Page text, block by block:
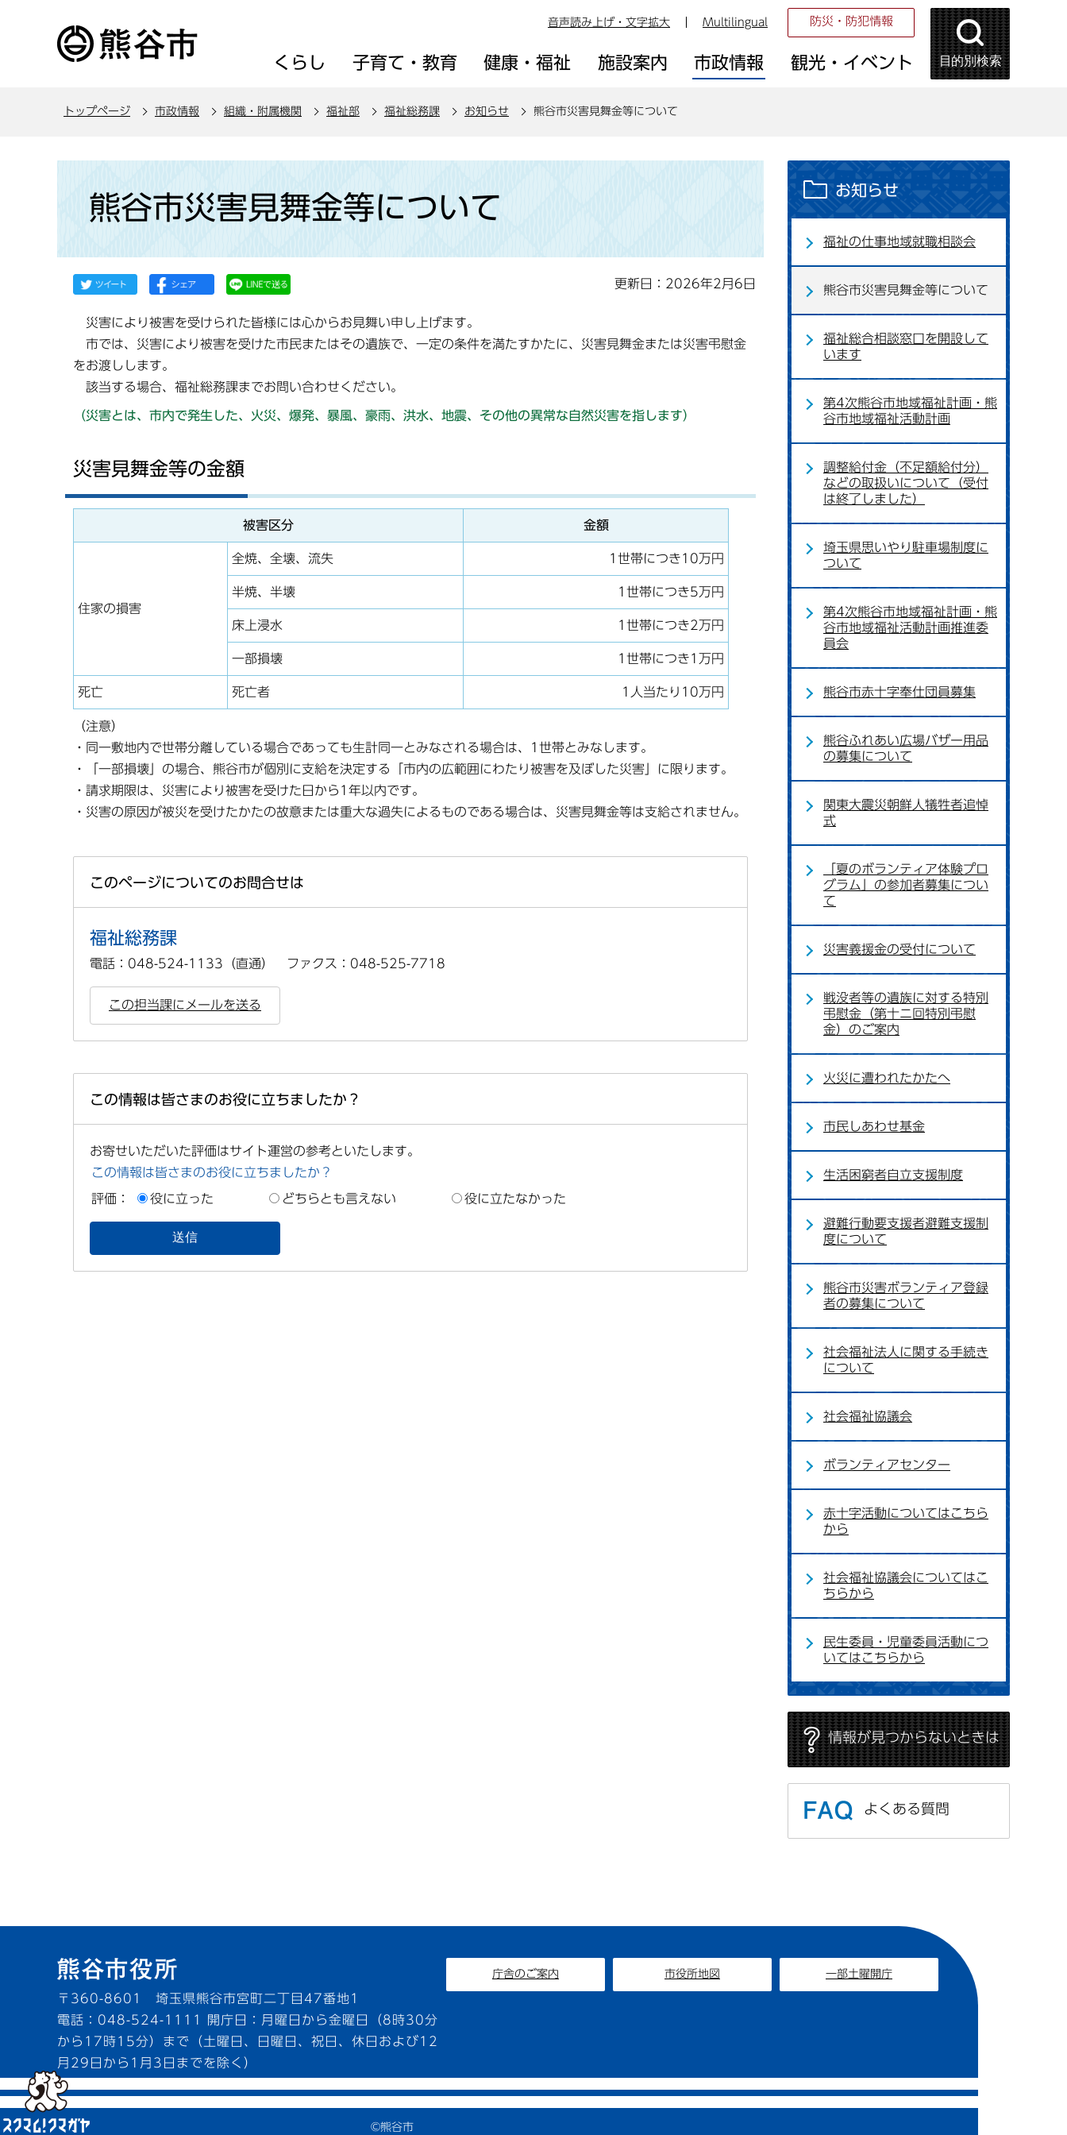
音声読み上げ・文字拡大 Multilingual 防災・防犯情報
くらし 子育て・教育 健康・福祉 施設案内 市政情報 観光・イベント 目的別検索
トップページ 市政情報 組織・附属機関 福祉部 福祉総務課 お知らせ 熊谷市災害見舞金等について
か
熊谷市災害見舞金等について
更新日：2026年2月6日
災害により被害を受けられた皆様には心からお見舞い申し上げます。
市では、災害により被害を受けた市民またはその遺族で、一定の条件を満たすかたに、災害見舞金または災害弔慰金
をお渡しします。
該当する場合、福祉総務課までお問い合わせください。
（災害とは、市内で発生した、火災、爆発、暴風、豪雨、洪水、地震、その他の異常な自然災害を指します）
災害見舞金等の金額
被害区分 金額
住家の損害
全焼、全壊、流失 1世帯につき10万円
半焼、半壊 1世帯につき5万円
床上浸水 1世帯につき2万円
一部損壊 1世帯につき1万円
死亡 死亡者 1人当たり10万円
（注意）
・同一敷地内で世帯分離している場合であっても生計同一とみなされる場合は、1世帯とみなします。
・「一部損壊」の場合、熊谷市が個別に支給を決定する「市内の広範囲にわたり被害を及ぼした災害」に限ります。
・請求期限は、災害により被害を受けた日から1年以内です。
・災害の原因が被災を受けたかたの故意または重大な過失によるものである場合は、災害見舞金等は支給されません。
このページについてのお問合せは
福祉総務課
電話：048-524-1133（直通） ファクス：048-525-7718
この担当課にメールを送る
この情報は皆さまのお役に立ちましたか？
お寄せいただいた評価はサイト運営の参考といたします。
この情報は皆さまのお役に立ちましたか？
評価： 役に立った どちらとも言えない 役に立たなかった
お知らせ
福祉の仕事地域就職相談会
熊谷市災害見舞金等について
福祉総合相談窓口を開設して
います
第4次熊谷市地域福祉計画・熊
谷市地域福祉活動計画
調整給付金（不足額給付分）
などの取扱いについて（受付
は終了しました）
埼玉県思いやり駐車場制度に
ついて
第4次熊谷市地域福祉計画・熊
谷市地域福祉活動計画推進委
員会
熊谷市赤十字奉仕団員募集
熊谷ふれあい広場バザー用品
の募集について
関東大震災朝鮮人犠牲者追悼
式
「夏のボランティア体験プロ
グラム」の参加者募集につい
て
災害義援金の受付について
戦没者等の遺族に対する特別
弔慰金（第十ニ回特別弔慰
金）のご案内
火災に遭われたかたへ
市民しあわせ基金
生活困窮者自立支援制度
避難行動要支援者避難支援制
度について
熊谷市災害ボランティア登録
者の募集について
社会福祉法人に関する手続き
について
社会福祉協議会
ボランティアセンター
赤十字活動についてはこちら
から
社会福祉協議会についてはこ
ちらから
民生委員・児童委員活動につ
いてはこちらから
情報が見つからないときは
よくある質問
〒360-8601 埼玉県熊谷市宮町二丁目47番地1
電話：048-524-1111
開庁日：月曜日から金曜日（8時30分
から17時15分）まで（土曜日、日曜日、祝日、休日および12
月29日から1月3日までを除く）
庁舎のご案内 市役所地図 一部土曜開庁
©熊谷市